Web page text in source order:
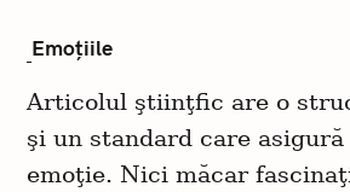
Emoţiile
Articolul ştiinţfic are o
şi un standard care
emoţie. Nici măcar